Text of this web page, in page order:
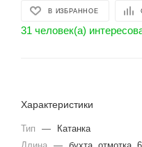
В ИЗБРАННОЕ
31 человек(а)
Характеристики
Тип —
Катанка